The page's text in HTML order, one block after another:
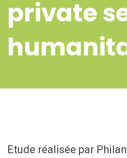
private
Etude réalisée par